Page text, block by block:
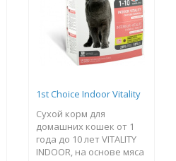
1st Choice Indoor Vitality
Сухой корм для
домашних кошек от 1
года до 10 лет VITALITY
INDOOR, на основе мяса